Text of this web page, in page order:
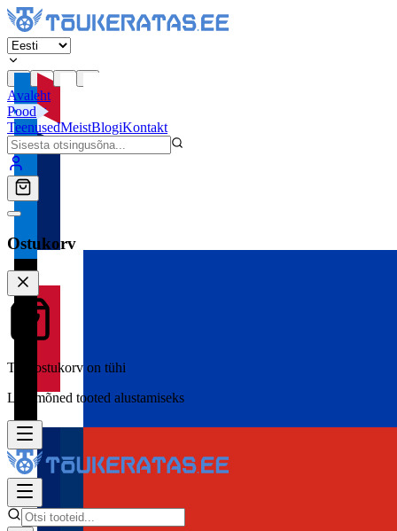
Avaleht
Pood
TeenusedMeistBlogiKontakt
Ostukorv
Teie ostukorv on tühi
Lisa mõned tooted alustamiseks